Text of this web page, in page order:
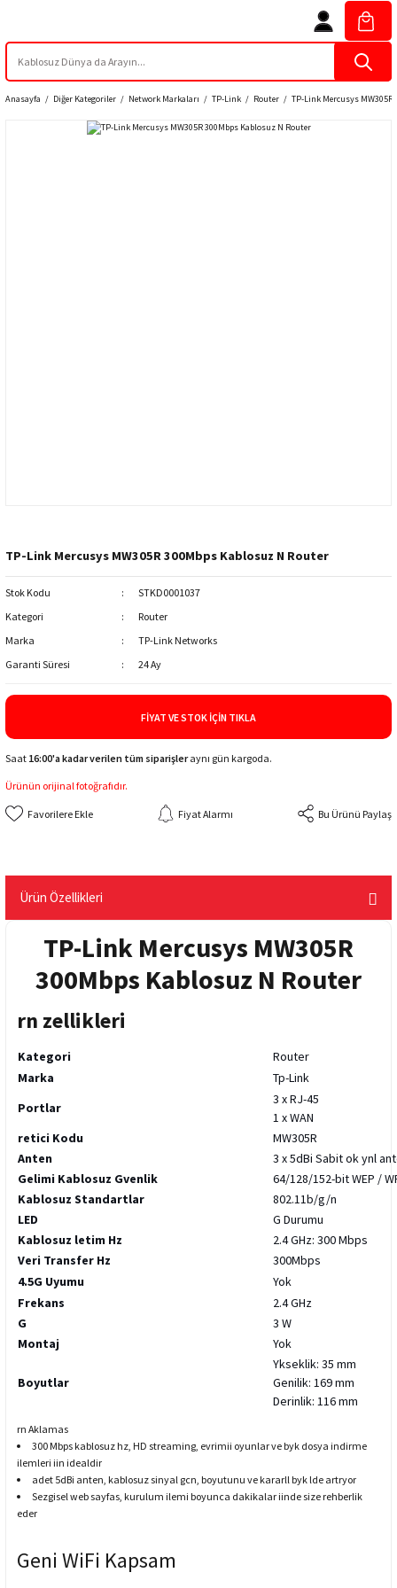
Anasayfa Diğer Kategoriler Network Markaları TP-Link Router TP-Link Mercusys
TP-Link Mercusys MW305R 300Mbps Kablosuz N Router
Stok Kodu
STKD0001037
Kategori
Router
Marka
TP-Link Networks
Garanti Süresi
24 Ay
FIYAT VE STOK İÇIN TIKLA
Saat 16:00'a kadar verilen tüm siparişleraynı gün kargoda.
Ürünün orijinal fotoğrafıdır.
Fiyat Alarmı Bu Ürünü Paylaş
Ürün Özellikleri
TP-Link Mercusys MW305R
300Mbps Kablosuz N Router
rn zellikleri
Kategori
Router
Marka
Tp-Link
Portlar
3 x RJ-45
1 x WAN
retici Kodu
MW305R
Anten
3 x 5dBi Sabit ok ynl
Gelimi Kablosuz Gvenlik
64/128/152-bit WEP /
Kablosuz Standartlar
802.11b/g/n
LED
G Durumu
Kablosuz letim Hz
2.4 GHz: 300 Mbps
Veri Transfer Hz
300Mbps
4.5G Uyumu
Yok
Frekans
2.4 GHz
G
3 W
Montaj
Yok
Boyutlar
Ykseklik: 35 mm
Genilik: 169 mm
Derinlik: 116 mm
rn Aklamas
300 Mbps kablosuz hz, HD streaming, evrimii oyunlar ve byk dosya indirme
ilemleri iin idealdir
adet 5dBi anten, kablosuz sinyal gcn, boyutunu ve kararll byk lde artryor
Sezgisel web sayfas, kurulum ilemi boyunca dakikalar iinde size rehberlik
eder
Geni WiFi Kapsam